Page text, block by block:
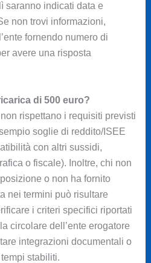
saranno indicati data e
non trovi informazioni,
fornendo numero di
avere una risposta
di 500 euro?
rispettano i requisiti previsti
soglie di reddito/ISEE
con altri sussidi,
o fiscale). Inoltre, chi non
o non ha fornito
nei termini può risultare
i criteri specifici riportati
circolare dell’ente erogatore
integrazioni documentali o
stabiliti.